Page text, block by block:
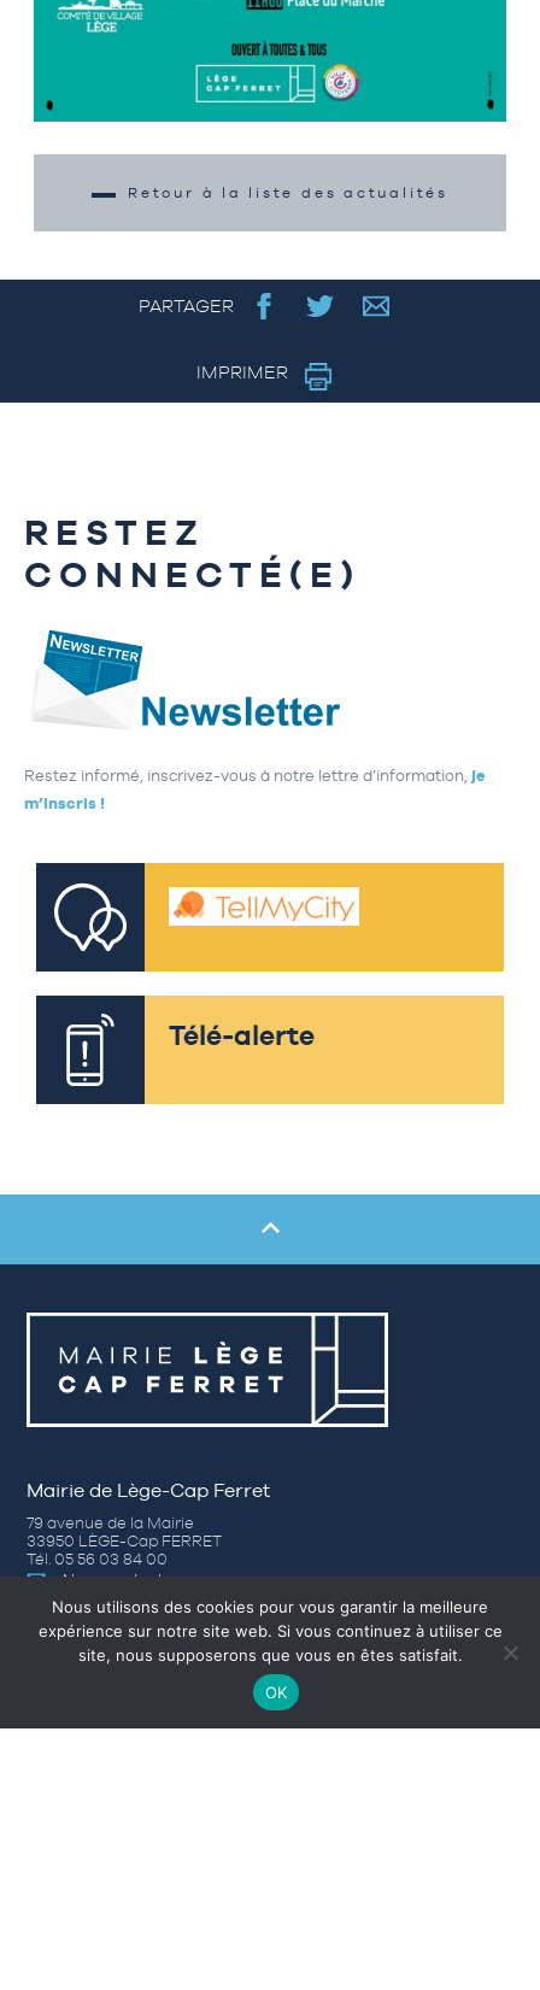
Retour à la liste des actualités
PARTAGER
IMPRIMER
RESTEZ
CONNECTÉ(E)
Restez informé, inscrivez-vous à notre lettre d’information, je
m’inscris !
Télé-alerte
Mairie de Lège-Cap Ferret
79 avenue de la Mairie
33950 LÈGE-Cap FERRET
Tél. 05 56 03 84 00
Nous contacter
Horaires d’ouverture
– Du lundi au jeudi de 8h30 à 12h30 et de 14h00 à 17h30
– Vendredi de 8h30 à 12h30 et de 14h00 à 16h30
Nous utilisons des cookies pour vous garantir la meilleure
expérience sur notre site web. Si vous continuez à utiliser ce
site, nous supposerons que vous en êtes satisfait.
OK